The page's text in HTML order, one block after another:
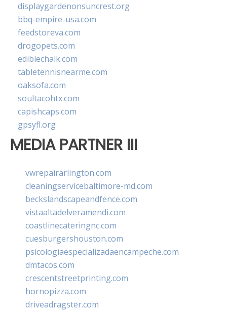
displaygardenonsuncrest.org
bbq-empire-usa.com
feedstoreva.com
drogopets.com
ediblechalk.com
tabletennisnearme.com
oaksofa.com
soultacohtx.com
capishcaps.com
gpsyfl.org
MEDIA PARTNER III
vwrepairarlington.com
cleaningservicebaltimore-md.com
beckslandscapeandfence.com
vistaaltadelveramendi.com
coastlinecateringnc.com
cuesburgershouston.com
psicologiaespecializadaencampeche.com
dmtacos.com
crescentstreetprinting.com
hornopizza.com
driveadragster.com